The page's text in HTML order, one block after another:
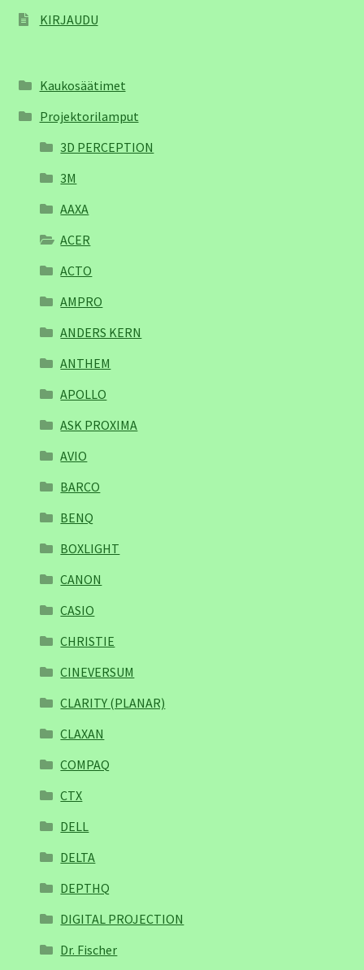
KIRJAUDU
Kaukosäätimet
Projektorilamput
3D PERCEPTION
3M
AAXA
ACER
ACTO
AMPRO
ANDERS KERN
ANTHEM
APOLLO
ASK PROXIMA
AVIO
BARCO
BENQ
BOXLIGHT
CANON
CASIO
CHRISTIE
CINEVERSUM
CLARITY (PLANAR)
CLAXAN
COMPAQ
CTX
DELL
DELTA
DEPTHQ
DIGITAL PROJECTION
Dr. Fischer